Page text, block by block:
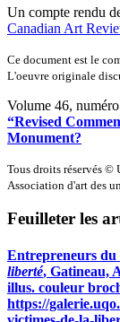
Un compte rendu
Canadian Art
Ce document est le
L'oeuvre originale
Volume 46,
“Revised
Monument?
Tous droits réservés
Association d'art des
Feuilleter les
Entrepreneurs
liberté, Gatineau,
illus. couleur
https://